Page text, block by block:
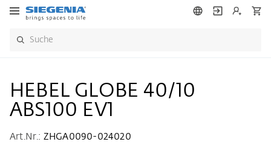
HEBEL GLOBE 40/10
ABS100 EV1
Art.Nr.: ZHGA0090-024020